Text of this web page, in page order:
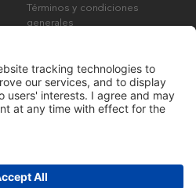
Términos y condiciones
generales
AB 2023. Todos los derechos